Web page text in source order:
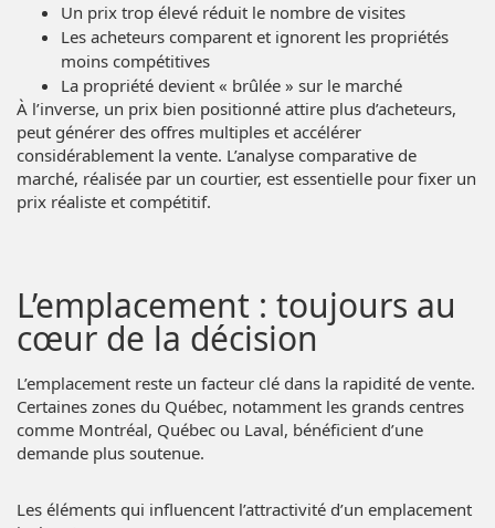
Un prix trop élevé réduit le nombre de visites
Les acheteurs comparent et ignorent les propriétés
moins compétitives
La propriété devient « brûlée » sur le marché
À l’inverse, un prix bien positionné attire plus d’acheteurs,
peut générer des offres multiples et accélérer
considérablement la vente. L’analyse comparative de
marché, réalisée par un courtier, est essentielle pour fixer un
prix réaliste et compétitif.
L’emplacement : toujours au
cœur de la décision
L’emplacement reste un facteur clé dans la rapidité de vente.
Certaines zones du Québec, notamment les grands centres
comme Montréal, Québec ou Laval, bénéficient d’une
demande plus soutenue.
Les éléments qui influencent l’attractivité d’un emplacement